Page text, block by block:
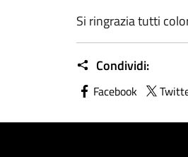
Si ringrazia tutti
Condividi:
Facebook